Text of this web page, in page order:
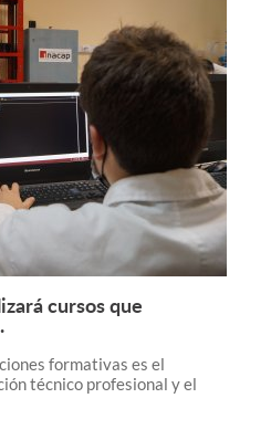
Leer más +
cursos que
formativas es el
técnico profesional y el